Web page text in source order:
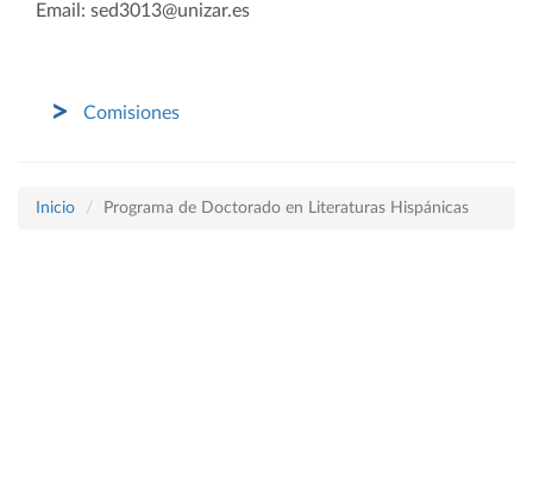
Email: sed3013@unizar.es
Comisiones
Inicio Programa de Doctorado en Literaturas Hispánicas